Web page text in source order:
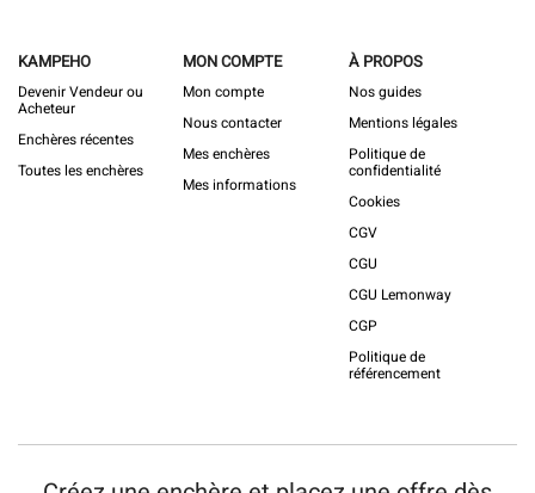
KAMPEHO
Devenir Vendeur ou
Acheteur
Enchères récentes
Toutes les enchères
MON COMPTE
Mon compte
Nous contacter
Mes enchères
Mes informations
À PROPOS
Nos guides
Mentions légales
Politique de
confidentialité
Cookies
CGV
CGU
CGU Lemonway
CGP
Politique de
référencement